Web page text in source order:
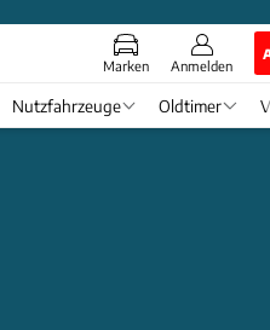
Marken Anmelden
Nutzfahrzeuge Oldtimer